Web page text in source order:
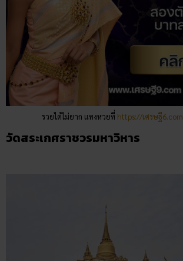
รวยได้ไม่ยาก แทงหวยที่ https://เศรษฐี6.com
วัดสระเกศราชวรมหาวิหาร